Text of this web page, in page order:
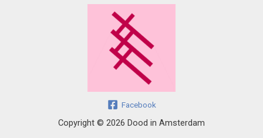
Facebook
Copyright © 2026 Dood in Amsterdam